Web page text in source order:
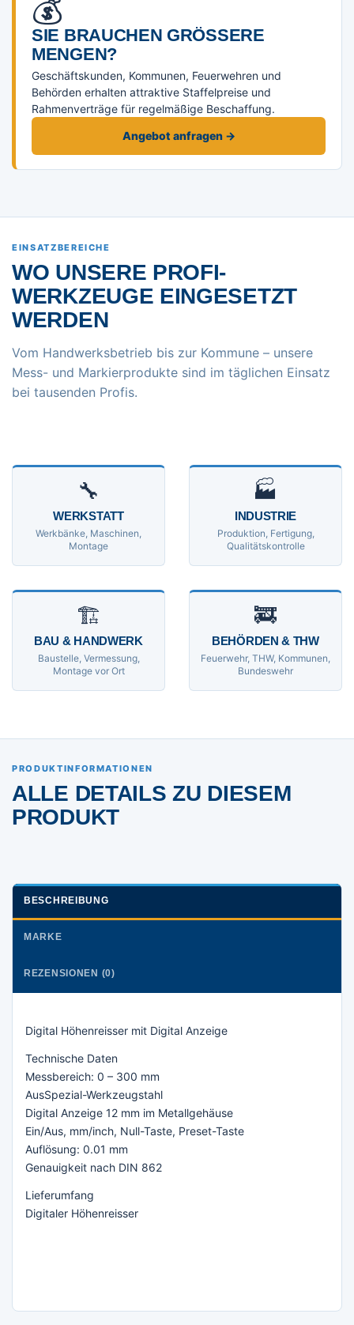
💰
SIE BRAUCHEN GRÖSSERE M
ENGEN?
Geschäftskunden, Kommunen, Feuerwehren und
Behörden erhalten attraktive Staffelpreise und
Rahmenverträge für regelmäßige Beschaffung.
Angebot anfragen →
EINSATZBEREICHE
WO UNSERE PROFI-
WERKZEUGE EINGESETZT
WERDEN
Vom Handwerksbetrieb bis zur Kommune – unsere
Mess- und Markierprodukte sind im täglichen Einsatz
bei tausenden Profis.
🔧
WERKSTATT
Werkbänke, Maschinen,
Montage
🏭
INDUSTRIE
Produktion, Fertigung,
Qualitätskontrolle
🏗
BAU & HANDWERK
Baustelle, Vermessung,
Montage vor Ort
🚒
BEHÖRDEN & THW
Feuerwehr, THW, Kommunen,
Bundeswehr
PRODUKTINFORMATIONEN
ALLE DETAILS ZU DIESEM
PRODUKT
BESCHREIBUNG
MARKE
REZENSIONEN (0)
Digital Höhenreisser mit Digital Anzeige
Technische Daten
Messbereich: 0 – 300 mm
AusSpezial-Werkzeugstahl
Digital Anzeige 12 mm im Metallgehäuse
Ein/Aus, mm/inch, Null-Taste, Preset-Taste
Auflösung: 0.01 mm
Genauigkeit nach DIN 862
Lieferumfang
Digitaler Höhenreisser